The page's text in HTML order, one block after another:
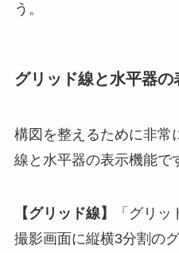
う。
グリッド線と水平器の
構図を整えるために非常
線と水平器の表示機能で
【グリッド線】
「グリ
撮影画面に縦横3分割の